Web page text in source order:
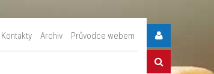
Kontakty Archiv Průvodce webem